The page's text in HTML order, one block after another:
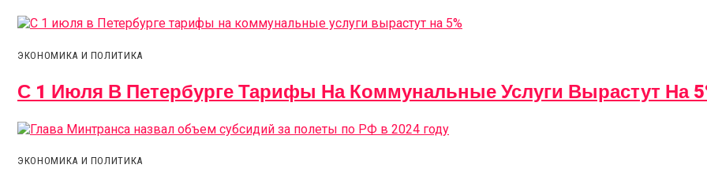
ЭКОНОМИКА И ПОЛИТИКА
С 1 Июля В Петербурге Тарифы На Коммунальные Услуги Вырастут На
ЭКОНОМИКА И ПОЛИТИКА